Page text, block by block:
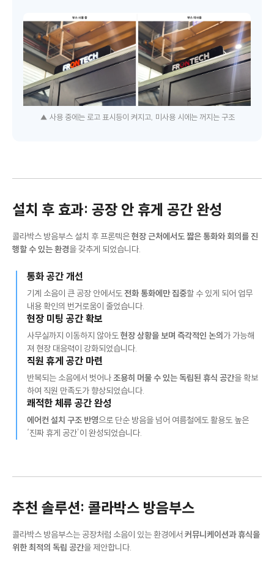
▲ 사용 중에는 로고 표시등이 켜지고, 미사용 시에는 꺼지는 구조
설치 후 효과: 공장 안 휴게 공간 완성
콜라박스 방음부스 설치 후 프론텍은현장 근처에서도 짧은 통화와 회의를 진
행할 수 있는 환경을 갖추게 되었습니다.
통화 공간 개선
기계 소음이 큰 공장 안에서도전화 통화에만 집중할 수 있게 되어 업무
내용 확인의 번거로움이 줄었습니다.
현장 미팅 공간 확보
사무실까지 이동하지 않아도현장 상황을 보며 즉각적인 논의가 가능해
져 현장 대응력이 강화되었습니다.
직원 휴게 공간 마련
반복되는 소음에서 벗어나조용히 머물 수 있는 독립된 휴식 공간을 확보
하여 직원 만족도가 향상되었습니다.
쾌적한 체류 공간 완성
에어컨 설치 구조 반영으로 단순 방음을 넘어 여름철에도 활용도 높은
‘진짜 휴게 공간’이 완성되었습니다.
추천 솔루션: 콜라박스 방음부스
콜라박스 방음부스는 공장처럼 소음이 있는 환경에서 커뮤니케이션과 휴식을
위한 최적의 독립 공간을 제안합니다.